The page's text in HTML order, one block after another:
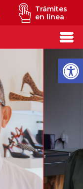
Trámites
en línea